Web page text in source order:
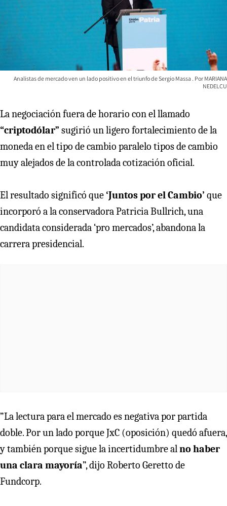
Analistas de mercado ven un lado positivo en el triunfo de Sergio Massa
MARIANA
NEDELCU
La negociación fuera de horario con el llamado
“criptodólar” sugirió un ligero fortalecimiento de la
moneda en el tipo de cambio paralelo tipos de cambio
muy alejados de la controlada cotización oficial.
El resultado significó que‘Juntos por el Cambio’ que
incorporó a la conservadora Patricia Bullrich, una
candidata considerada ‘pro mercados’, abandona la
carrera presidencial.
”La lectura para el mercado es negativa por partida
doble. Por un lado porque JxC (oposición) quedó afuera,
y también porque sigue la incertidumbre al no haber
una clara mayoría”, dijo Roberto Geretto de
Fundcorp.